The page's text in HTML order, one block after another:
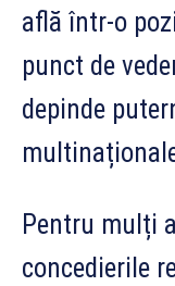
află într-o
punct de
depinde
Pentru mulți
concedierile